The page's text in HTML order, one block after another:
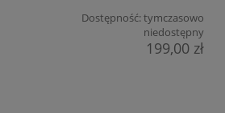
Dostępność:tymczasowo
niedostępny
199,00 zł